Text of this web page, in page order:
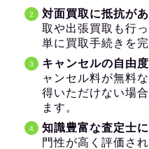
対面買取に抵抗が
取や出張買取も行
単に買取手続きを完
キャンセルの自由
ャンセル料が無料
得いただけない場
ます。
知識豊富な査定士
門性が高く評価さ